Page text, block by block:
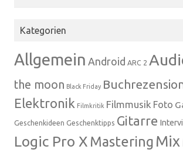
Kategorien
Allgemein Android ARC 2
the moon Black Friday
Elektronik Filmkritik Filmmusik Foto
Geschenkideen Geschenktipps Gitarre
Logic Pro X Mastering Mix